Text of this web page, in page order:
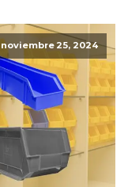
noviembre 25, 2024